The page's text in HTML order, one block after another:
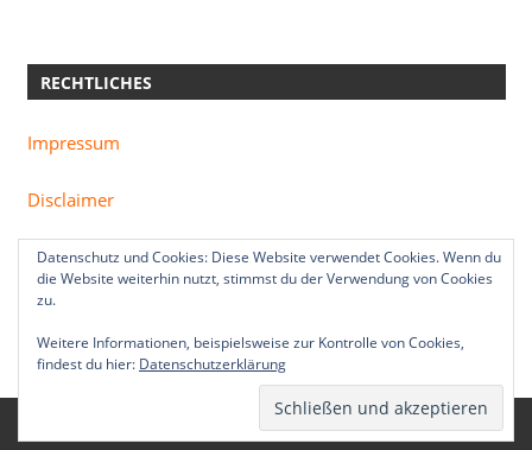
RECHTLICHES
Impressum
Disclaimer
Datenschutzerklärung
WordPress Theme: zeeDynamic byThemeZee.
Datenschutz und Cookies: Diese Website verwendet Cookies. Wenn du
die Website weiterhin nutzt, stimmst du der Verwendung von Cookies
zu.
Weitere Informationen, beispielsweise zur Kontrolle von Cookies,
findest du hier: Datenschutzerklärung